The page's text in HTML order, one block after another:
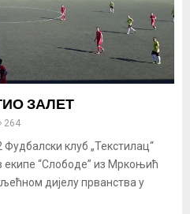
ЗАЛЕТ
264
клуб „Текстилац“
“Слободе” из Мркоњић
дијелу прванства у